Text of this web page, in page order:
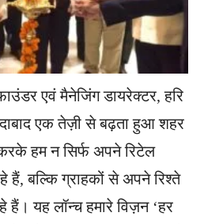
एवं मैनेजिंग डायरेक्टर, हरि
एक तेज़ी से बढ़ता हुआ शहर
हम न सिर्फ अपने रिटेल
हैं, बल्कि ग्राहकों से अपने रिश्ते
यह लॉन्च हमारे विज़न ‘हर